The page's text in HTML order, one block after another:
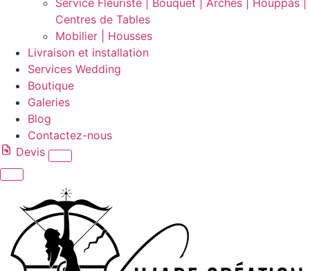
Centres de Tables
Mobilier | Housses
Livraison et installation
Services Wedding
Boutique
Galeries
Blog
Contactez-nous
Devis